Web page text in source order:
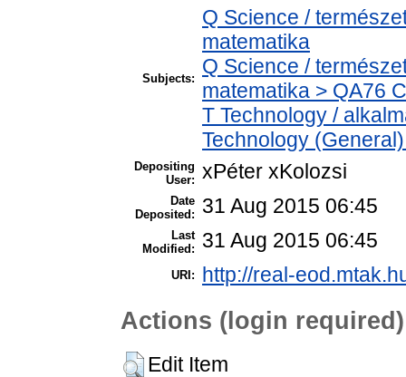
Subjects:
Q Science /
matematika
Q Science /
matematika > QA76
T Technology /
Technology
Depositing
User: xPéter xKolozsi
Date
Deposited:
31 Aug 2015 06:45
Last
Modified:
31 Aug 2015 06:45
URI: http://real-
Actions (login required)
Edit Item